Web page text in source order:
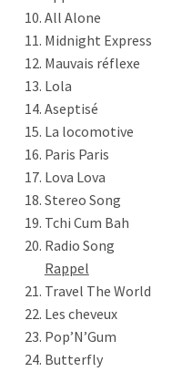
All Alone
Midnight Express
Mauvais réflexe
Lola
Aseptisé
La locomotive
Paris Paris
Lova Lova
Stereo Song
Tchi Cum Bah
Radio Song
Rappel
Travel The World
Les cheveux
Pop’N’Gum
Butterfly